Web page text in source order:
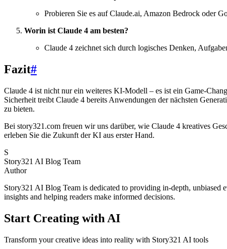
Probieren Sie es auf Claude.ai, Amazon Bedrock oder
Worin ist Claude 4 am besten?
Claude 4 zeichnet sich durch logisches Denken,
Fazit#
Claude 4 ist nicht nur ein weiteres KI-Modell – es ist ein Game-
Sicherheit treibt Claude 4 bereits Anwendungen der nächsten
zu bieten.
Bei story321.com freuen wir uns darüber, wie Claude 4 kreatives
erleben Sie die Zukunft der KI aus erster Hand.
S
Story321 AI Blog Team
Author
Story321 AI Blog Team is dedicated to providing in-depth, unbiased
insights and helping readers make informed decisions.
Start Creating with AI
Transform your creative ideas into reality with Story321 AI tools